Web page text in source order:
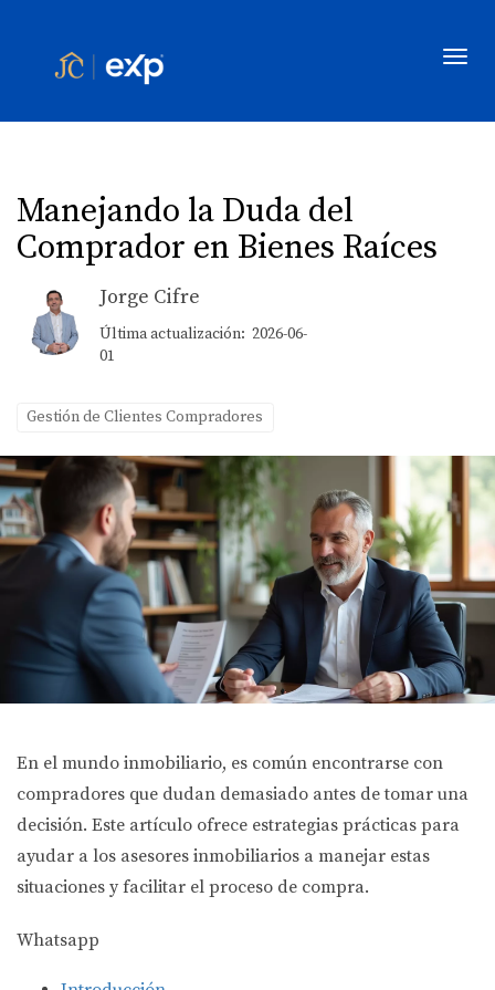
Manejando la Duda del
Comprador en Bienes Raíces
Jorge Cifre
Última actualización: 2026-06-
01
Gestión de Clientes Compradores
En el mundo inmobiliario, es común encontrarse con
compradores que dudan demasiado antes de tomar una
decisión. Este artículo ofrece estrategias prácticas para
ayudar a los asesores inmobiliarios a manejar estas
situaciones y facilitar el proceso de compra.
Whatsapp